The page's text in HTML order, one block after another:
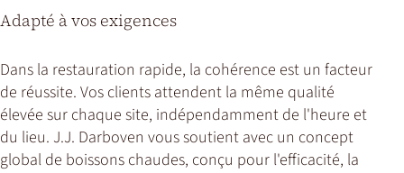
Adapté à vos exigences
Dans la restauration rapide, la cohérence est un facteur
de réussite. Vos clients attendent la même qualité
élevée sur chaque site, indépendamment de l'heure et
du lieu. J.J. Darboven vous soutient avec un concept
global de boissons chaudes, conçu pour l'efficacité, la